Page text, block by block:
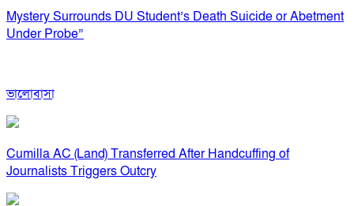
Mystery Surrounds DU Student’s Death Suicide or Abetment
Under Probe”
ভালোবাসা
Cumilla AC (Land) Transferred After Handcuffing of
Journalists Triggers Outcry